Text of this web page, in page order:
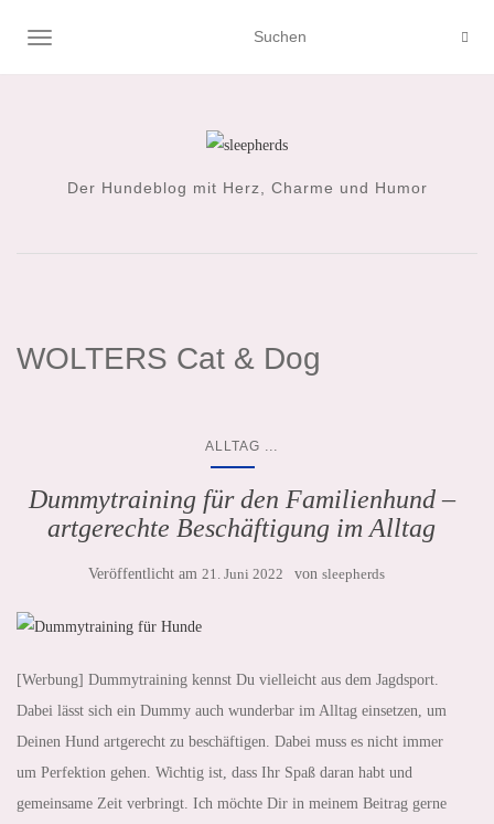
NAVIGATION UMSCHALTEN
Der Hundeblog mit Herz, Charme und Humor
WOLTERS Cat & Dog
ALLTAG
Dummytraining für den Familienhund –
artgerechte Beschäftigung im Alltag
Veröffentlicht am 21. Juni 2022 von sleepherds
[Werbung] Dummytraining kennst Du vielleicht aus dem Jagdsport.
Dabei lässt sich ein Dummy auch wunderbar im Alltag einsetzen, um
Deinen Hund artgerecht zu beschäftigen. Dabei muss es nicht immer
um Perfektion gehen. Wichtig ist, dass Ihr Spaß daran habt und
gemeinsame Zeit verbringt. Ich möchte Dir in meinem Beitrag gerne